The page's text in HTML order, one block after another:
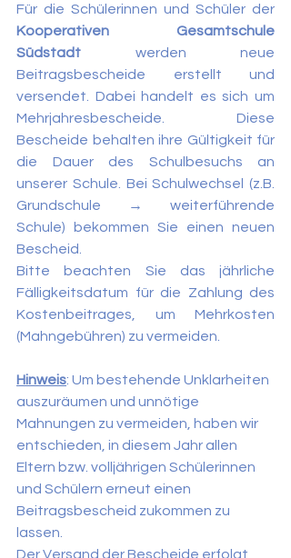
Kooperativen Gesamtschule
Südstadt werden neue
Beitragsbescheide erstellt und
versendet. Dabei handelt es sich um
Mehrjahresbescheide. Diese
Bescheide behalten ihre Gültigkeit für
die Dauer des Schulbesuchs an
unserer Schule. Bei Schulwechsel (z.B.
Grundschule → weiterführende
Schule) bekommen Sie einen neuen
Bescheid.
Bitte beachten Sie das jährliche
Fälligkeitsdatum für die Zahlung des
Kostenbeitrages, um Mehrkosten
(Mahngebühren) zu vermeiden.
Hinweis: Um bestehende Unklarheiten
auszuräumen und unnötige
Mahnungen zu vermeiden, haben wir
entschieden, in diesem Jahr allen
Eltern bzw. volljährigen Schülerinnen
und Schülern erneut einen
Beitragsbescheid zukommen zu
lassen.
Der Versand der Bescheide erfolgt